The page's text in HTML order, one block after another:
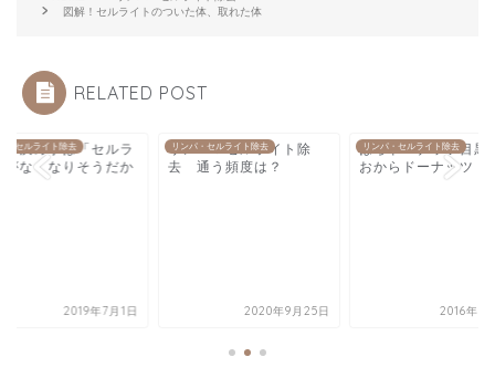
図解！セルライトのついた体、取れた体
RELATED POST
・セルライト除去
の決め手は「セルラ
がなくなりそうだか
2019年7月1日
リンパ・セルライト除去
リンパ＆セルライト除
去 通う頻度は？
2020年9月25日
リンパ・セルライト除去
はらドーナッツ目黒
おからドーナッツ
2016年8